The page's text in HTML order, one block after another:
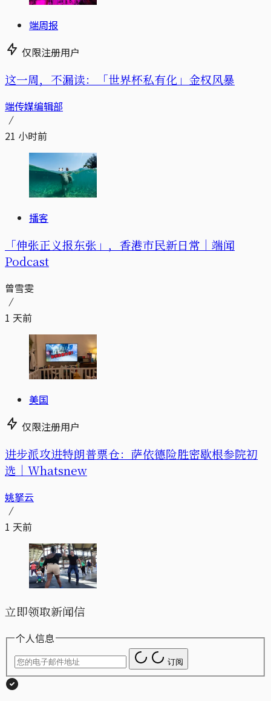
端周报
仅限注册用户
这一周，不漏读：「世界杯私有化」金权风暴
端传媒编辑部
21 小时前
播客
「伸张正义报东张」，香港市民新日常｜端闻
Podcast
曾雪雯
1 天前
美国
仅限注册用户
进步派攻进特朗普票仓：萨依德险胜密歇根参院初
选｜Whatsnew
姚拏云
1 天前
立即领取新闻信
个人信息
订阅